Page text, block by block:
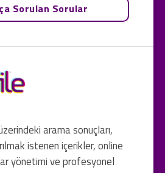
arama sonuçları,
istenen içerikler, online
yönetimi ve profesyonel
Sorulan Sorular